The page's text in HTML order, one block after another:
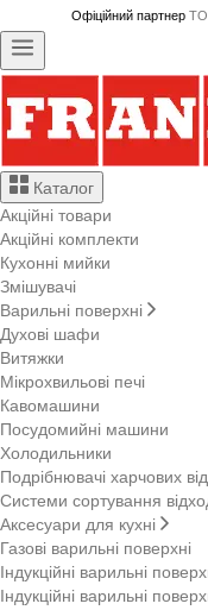
Офіційний партнер
Каталог
Акційні товари
Акційні комплекти
Кухонні мийки
Змішувачі
Варильні поверхні
Духові шафи
Витяжки
Мікрохвильові печі
Кавомашини
Посудомийні машини
Холодильники
Подрібнювачі харчових
Системи сортування
Аксесуари для кухні
Газові варильні поверхні
Індукційні варильні
Індукційні варильні